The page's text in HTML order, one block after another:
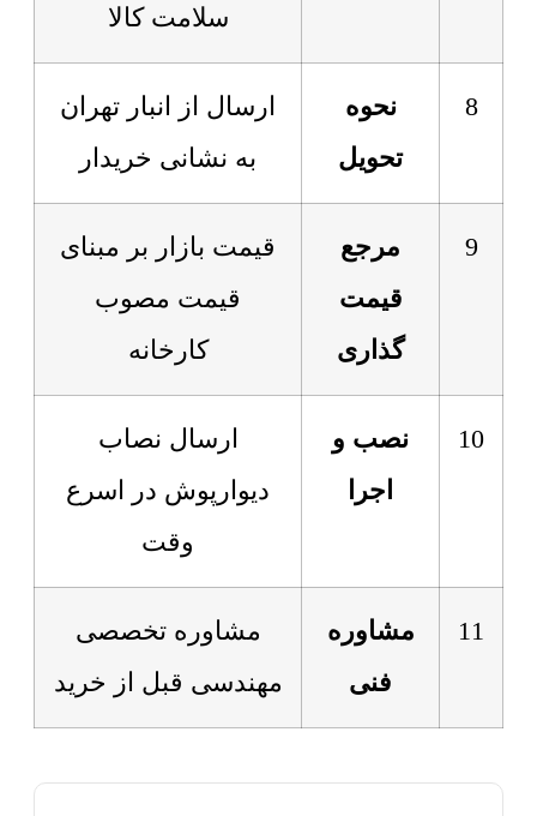
سلامت کالا
8
نحوه
تحویل
ارسال از انبار تهران
به نشانی خریدار
9
مرجع
قیمت
گذاری
قیمت بازار بر مبنای
قیمت مصوب
کارخانه
10
نصب و
اجرا
ارسال نصاب
دیوارپوش در اسرع
وقت
11
مشاوره
فنی
مشاوره تخصصی
مهندسی قبل از خرید